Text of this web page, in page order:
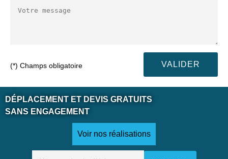
(*) Champs obligatoire
DÉPLACEMENT ET DEVIS GRATUITS
SANS ENGAGEMENT
Voir nos réalisations